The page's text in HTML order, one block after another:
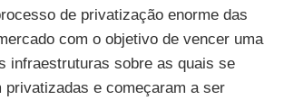
de privatização enorme das
com o objetivo de vencer uma
infraestruturas sobre as quais se
e começaram a ser